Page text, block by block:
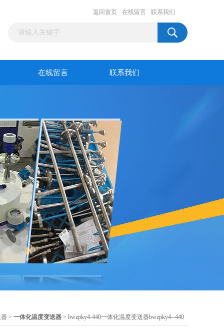
返回首页 在线留言 联系我们
在线留言 联系我们
> 一体化温度变送器 > bwzpky4-440一体化温度变送器bwzpky4--440